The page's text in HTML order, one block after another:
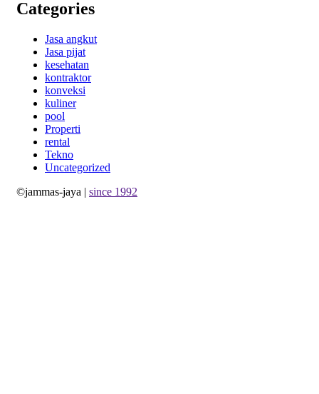
Categories
Jasa angkut
Jasa pijat
kesehatan
kontraktor
konveksi
kuliner
pool
Properti
rental
Tekno
Uncategorized
©jammas-jaya | since 1992